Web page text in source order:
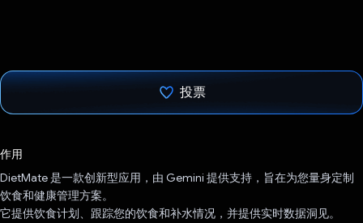
投票
作用
DietMate 是一款创新型应用，由 Gemini 提供支持，旨在为您量身定制
饮食和健康管理方案。
它提供饮食计划、跟踪您的饮食和补水情况，并提供实时数据洞见。